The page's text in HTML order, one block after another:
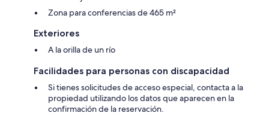
Zona para conferencias de 465 m²
Exteriores
A la orilla de un río
Facilidades para personas con discapacidad
Si tienes solicitudes de acceso especial, contacta a la
propiedad utilizando los datos que aparecen en la
confirmación de la reservación.